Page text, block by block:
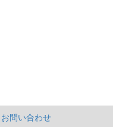
お問い合わせ